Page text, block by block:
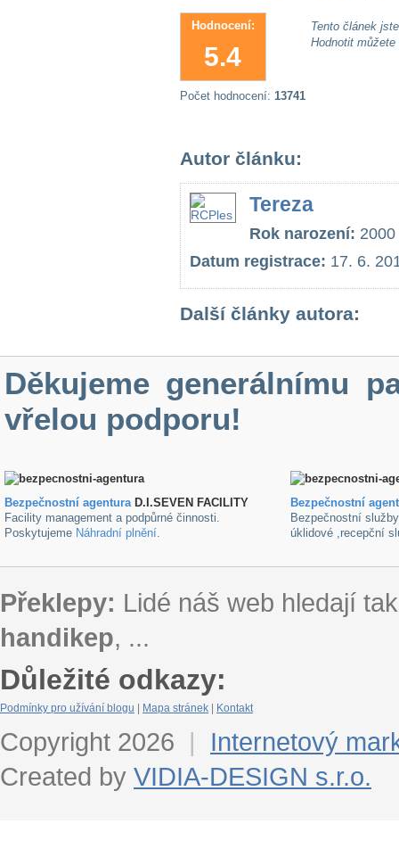
Hodnocení:
5.4
Tento článek
Hodnotit
Počet hodnocení: 13741
Autor článku:
Tereza
Rok narození: 2000
Datum registrace: 17. 6.
Další články autora:
Děkujeme generálnímu
vřelou podporu!
Bezpečnostní agenturaD.I.SEVEN FACILITY
Facility management a podpůrné činnosti.
Poskytujeme Náhradní plnění.
Bezpečnostní
Bezpečnostní
úklidové ,recepční
Překlepy: Lidé náš web hledají
handikep, ...
Důležité odkazy:
Podmínky pro užívání blogu Mapa stránek Kontakt
Copyright 2026 |
Internetový
Created by VIDIA-DESIGN s.r.o.